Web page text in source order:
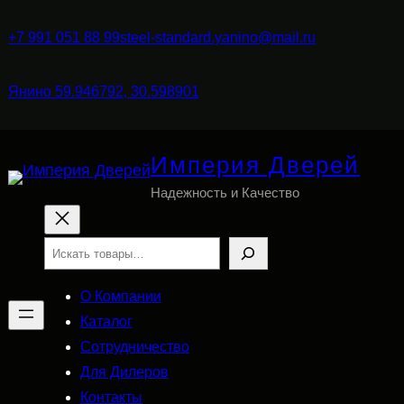
+7 991 051 88 99steel-standard.yanino@mail.ru
Янино 59.946792, 30.598901
Империя Дверей
Надежность и Качество
Поиск
О Компании
Каталог
Сотрудничество
Для Дилеров
Контакты